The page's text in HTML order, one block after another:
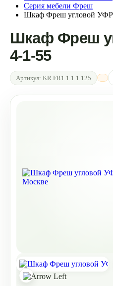
Серия мебели Фреш
Шкаф Фреш угловой УФР
Шкаф Фреш
4-1-55
Артикул: KR.FR1.1.1.1.125